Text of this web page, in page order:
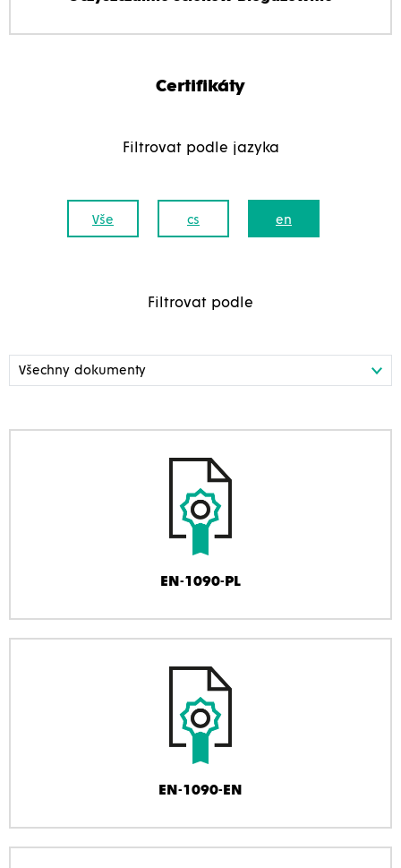
Certifikáty
Filtrovat podle jazyka
Vše cs en
Filtrovat podle
EN-1090-PL
EN-1090-EN